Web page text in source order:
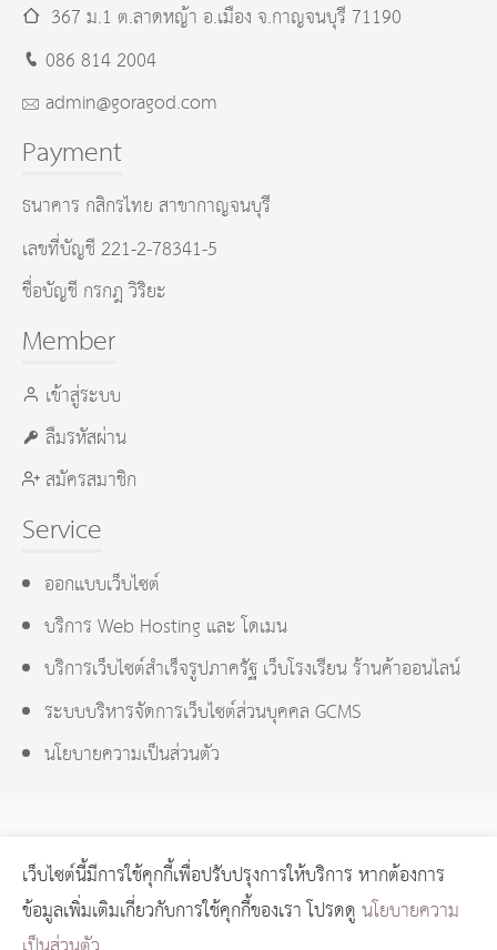
367 ม.1 ต.ลาดหญ้า อ.เมืองจ.กาญจนบุรี 71190
086 814 2004
admin@goragod.com
Payment
ธนาคาร กสิกรไทย สาขากาญจนบุรี
เลขที่บัญชี 221-2-78341-5
ชื่อบัญชี กรกฎ วิริยะ
Member
เข้าสู่ระบบ
ลืมรหัสผ่าน
สมัครสมาชิก
Service
ออกแบบเว็บไซต์
บริการ Web Hosting และ โดเมน
บริการเว็บไซต์สำเร็จรูปภาครัฐ เว็บโรงเรียน ร้านค้าออนไลน์
ระบบบริหารจัดการเว็บไซต์ส่วนบุคคล GCMS
นโยบายความเป็นส่วนตัว
GCMS Version 14.0.1 designed byKOTCHASAN.compage
process0.0135วินาที (7quries.)
เว็บไซต์นี้มีการใช้คุกกี้เพื่อปรับปรุงการให้บริการ หากต้องการ
ข้อมูลเพิ่มเติมเกี่ยวกับการใช้คุกกี้ของเรา โปรดดูนโยบายความ